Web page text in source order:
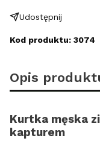
Udostępnij
Kod produktu: 3074
Opis
Kurtka męska
kapturem